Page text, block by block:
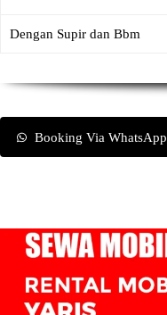
Dengan Supir dan Bbm
Booking Via WhatsApp